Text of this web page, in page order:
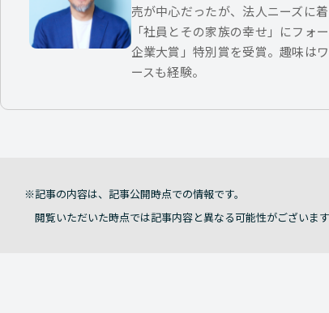
売が中心だったが、法人ニーズに
「社員とその家族の幸せ」にフォ
企業大賞」特別賞を受賞。趣味は
ースも経験。
記事の内容は、記事公開時点での情報です。
閲覧いただいた時点では記事内容と異なる可能性がございま